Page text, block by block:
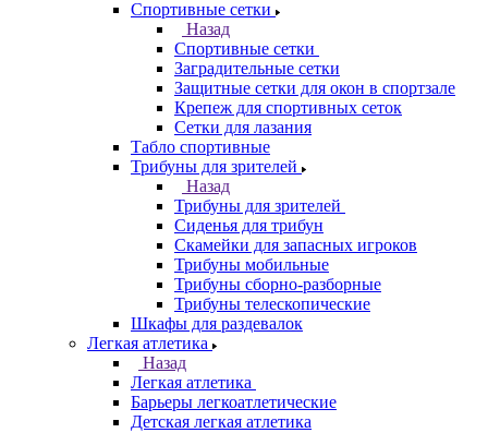
Спортивные сетки
Назад
Спортивные сетки
Заградительные сетки
Защитные сетки для окон в спортзале
Крепеж для спортивных сеток
Сетки для лазания
Табло спортивные
Трибуны для зрителей
Назад
Трибуны для зрителей
Сиденья для трибун
Скамейки для запасных игроков
Трибуны мобильные
Трибуны сборно-разборные
Трибуны телескопические
Шкафы для раздевалок
Легкая атлетика
Назад
Легкая атлетика
Барьеры легкоатлетические
Детская легкая атлетика